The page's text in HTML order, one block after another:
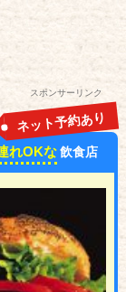
スポンサーリンク
れOKな 飲食店
ネット予約あり